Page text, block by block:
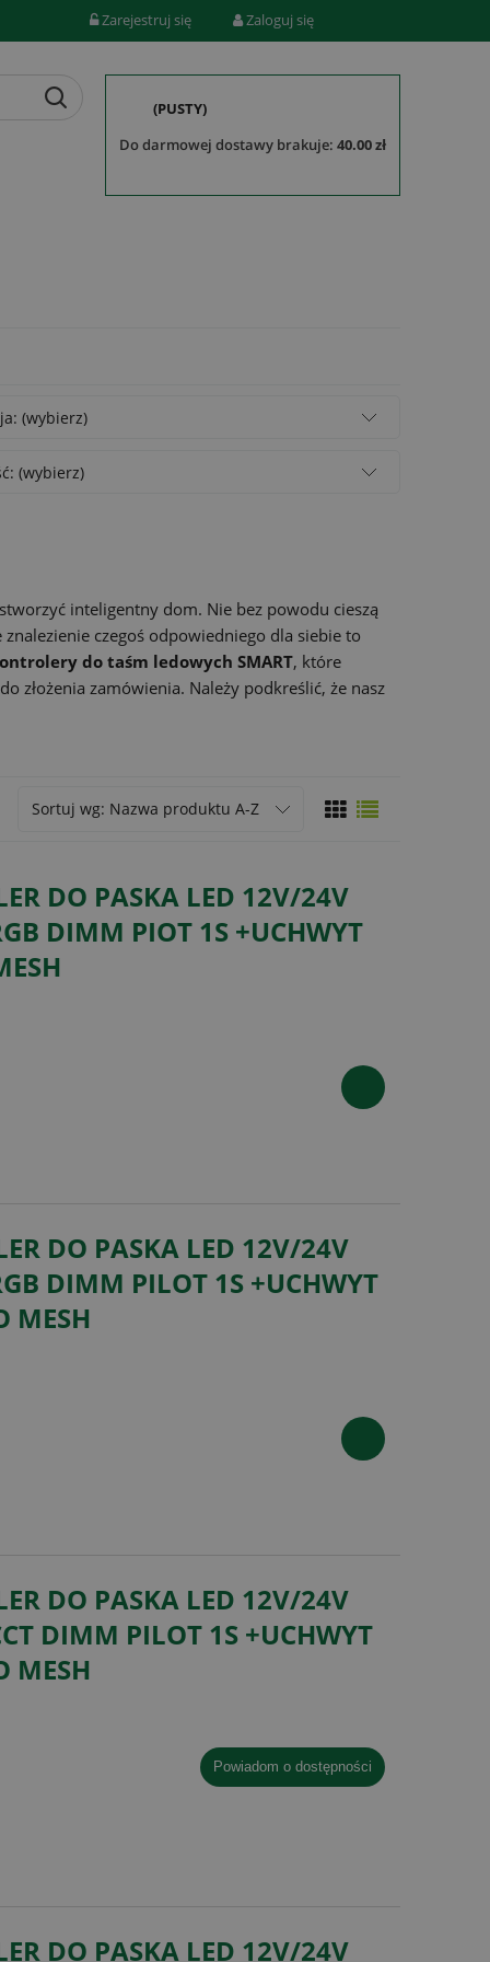
Zarejestruj się Zaloguj się
(PUSTY)
do darmowej dostawy brakuje: 40.00 zł
(wybierz)
(wybierz)
inteligentny dom. Nie bez powodu cieszą
czegoś odpowiedniego dla siebie to
do taśm ledowych SMART, które
złożenia zamówienia. Należy podkreślić, że nasz
Sortuj wg: Nazwa produktu A-Z
DO PASKA LED 12V/24V
DIMM PIOT 1S +UCHWYT
DO PASKA LED 12V/24V
DIMM PILOT 1S +UCHWYT
MESH
DO PASKA LED 12V/24V
DIMM PILOT 1S +UCHWYT
MESH
powiadom o dostępności
DO PASKA LED 12V/24V